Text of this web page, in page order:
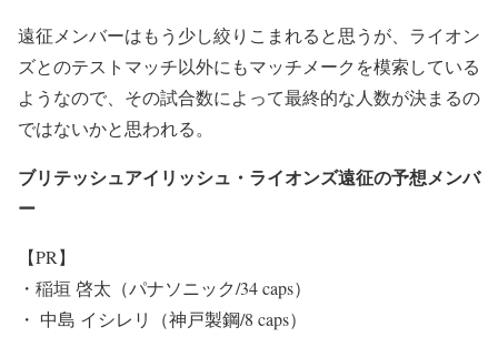
遠征メンバーはもう少し絞りこまれると思うが、ライオン
ズとのテストマッチ以外にもマッチメークを模索している
ようなので、その試合数によって最終的な人数が決まるの
ではないかと思われる。
ブリテッシュアイリッシュ・ライオンズ遠征の予想メンバ
ー
【PR】
・稲垣 啓太（パナソニック/34 caps）
・ 中島 イシレリ（神戸製鋼/8 caps）